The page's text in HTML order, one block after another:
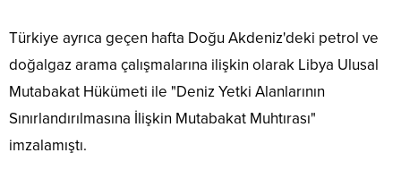
Türkiye ayrıca geçen hafta Doğu Akdeniz'deki petrol ve
doğalgaz arama çalışmalarına ilişkin olarak Libya Ulusal
Mutabakat Hükümeti ile "Deniz Yetki Alanlarının
Sınırlandırılmasına İlişkin Mutabakat Muhtırası"
imzalamıştı.